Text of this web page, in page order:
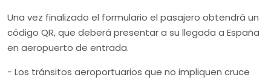
Una vez finalizado el formulario el pasajero obtendrá un
código QR, que deberá presentar a su llegada a España
en aeropuerto de entrada.
- Los tránsitos aeroportuarios que no impliquen cruce